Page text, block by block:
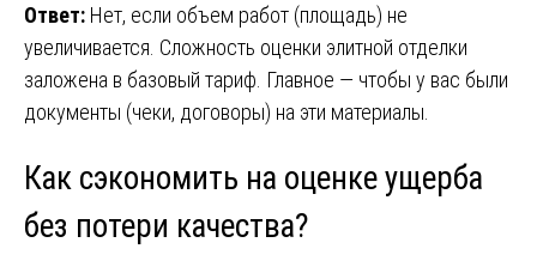
Ответ: Нет, если объем работ (площадь) не
увеличивается. Сложность оценки элитной отделки
заложена в базовый тариф. Главное — чтобы у вас были
документы (чеки, договоры) на эти материалы.
Как сэкономить на оценке ущерба
без потери качества?